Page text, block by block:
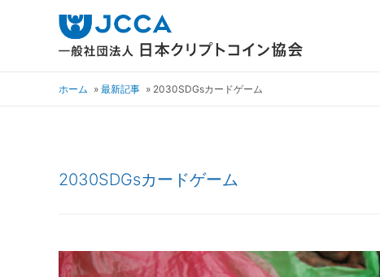
ホーム 最新記事 2030SDGsカードゲーム
2030SDGsカードゲーム